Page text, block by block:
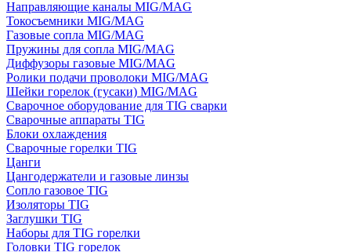
Направляющие каналы MIG/MAG
Токосъемники MIG/MAG
Газовые сопла MIG/MAG
Пружины для сопла MIG/MAG
Диффузоры газовые MIG/MAG
Ролики подачи проволоки MIG/MAG
Шейки горелок (гусаки) MIG/MAG
Сварочное оборудование для TIG сварки
Сварочные аппараты TIG
Блоки охлаждения
Сварочные горелки TIG
Цанги
Цангодержатели и газовые линзы
Сопло газовое TIG
Изоляторы TIG
Заглушки TIG
Наборы для TIG горелки
Головки TIG горелок